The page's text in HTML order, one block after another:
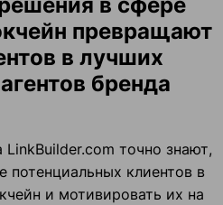
превращают
в лучших
бренда
LinkBuilder.com точно знают,
потенциальных клиентов в
и мотивировать их на